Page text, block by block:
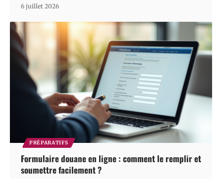
6 juillet 2026
PRÉPARATIFS
Formulaire douane en ligne : comment le remplir et
soumettre facilement ?